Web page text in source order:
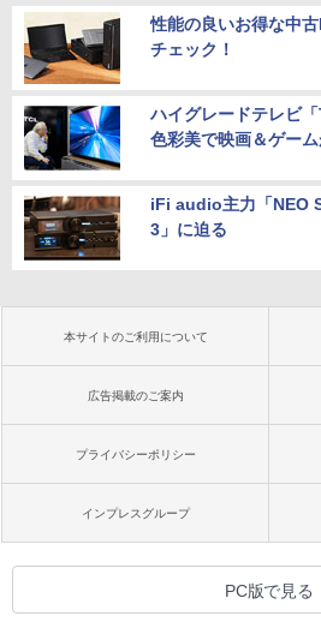
性能の良いお得な中
チェック！
ハイグレードテレビ
色彩美で映画＆ゲー
iFi audio主力「NEO
3」に迫る
本サイトのご利用について
広告掲載のご案内
プライバシーポリシー
インプレスグループ
PC版で見る